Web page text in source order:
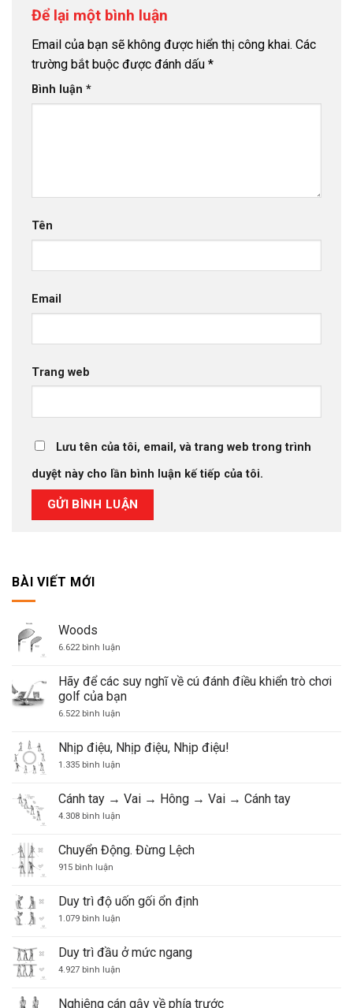
Để lại một bình luận
Email của bạn sẽ không được hiển thị công khai. Các
trường bắt buộc được đánh dấu *
Bình luận *
Tên
Email
Trang web
Lưu tên của tôi, email, và trang web trong trình
duyệt này cho lần bình luận kế tiếp của tôi.
BÀI VIẾT MỚI
Woods
6.622 bình luận
Hãy để các suy nghĩ về cú đánh điều khiển trò chơi
golf của bạn
6.522 bình luận
các
suy
đánh
điều
golf
của
Nhịp điệu, Nhịp điệu, Nhịp điệu!
1.335 bình luận
Nhịp
điệu,
Cánh tay → Vai → Hông → Vai → Cánh tay
4.308 bình luận
→
Vai
Vai
→
Chuyển Động. Đừng Lệch
915 bình luận
Đừng
Lệch
Duy trì độ uốn gối ổn định
1.079 bình luận
độ
uốn
Duy trì đầu ở mức ngang
4.927 bình luận
đầu
Nghiêng cán gậy về phía trước